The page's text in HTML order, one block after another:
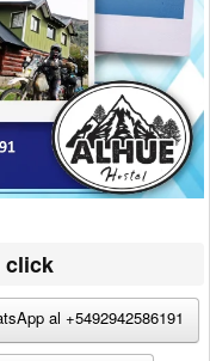
click
al +5492942586191